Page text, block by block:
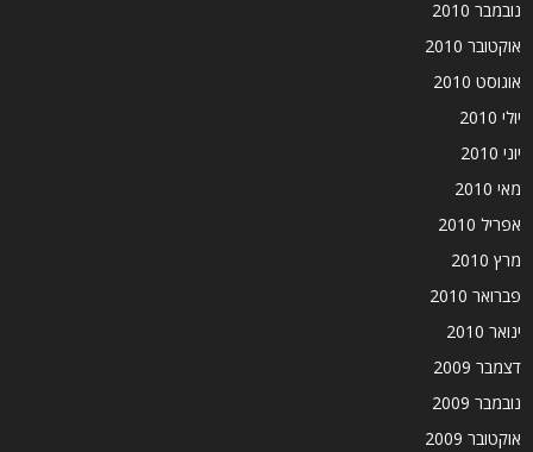
נובמבר 2010
אוקטובר 2010
אוגוסט 2010
יולי 2010
יוני 2010
מאי 2010
אפריל 2010
מרץ 2010
פברואר 2010
ינואר 2010
דצמבר 2009
נובמבר 2009
אוקטובר 2009